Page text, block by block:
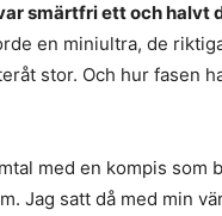
smärtfri ett och
en miniultra, de
stor. Och hur fasen
med en kompis som
Jag satt då med min